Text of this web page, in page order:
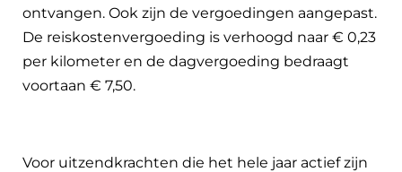
ontvangen. Ook zijn de vergoedingen aangepast.
De reiskostenvergoeding is verhoogd naar € 0,23
per kilometer en de dagvergoeding bedraagt
voortaan € 7,50.
Voor uitzendkrachten die het hele jaar actief zijn